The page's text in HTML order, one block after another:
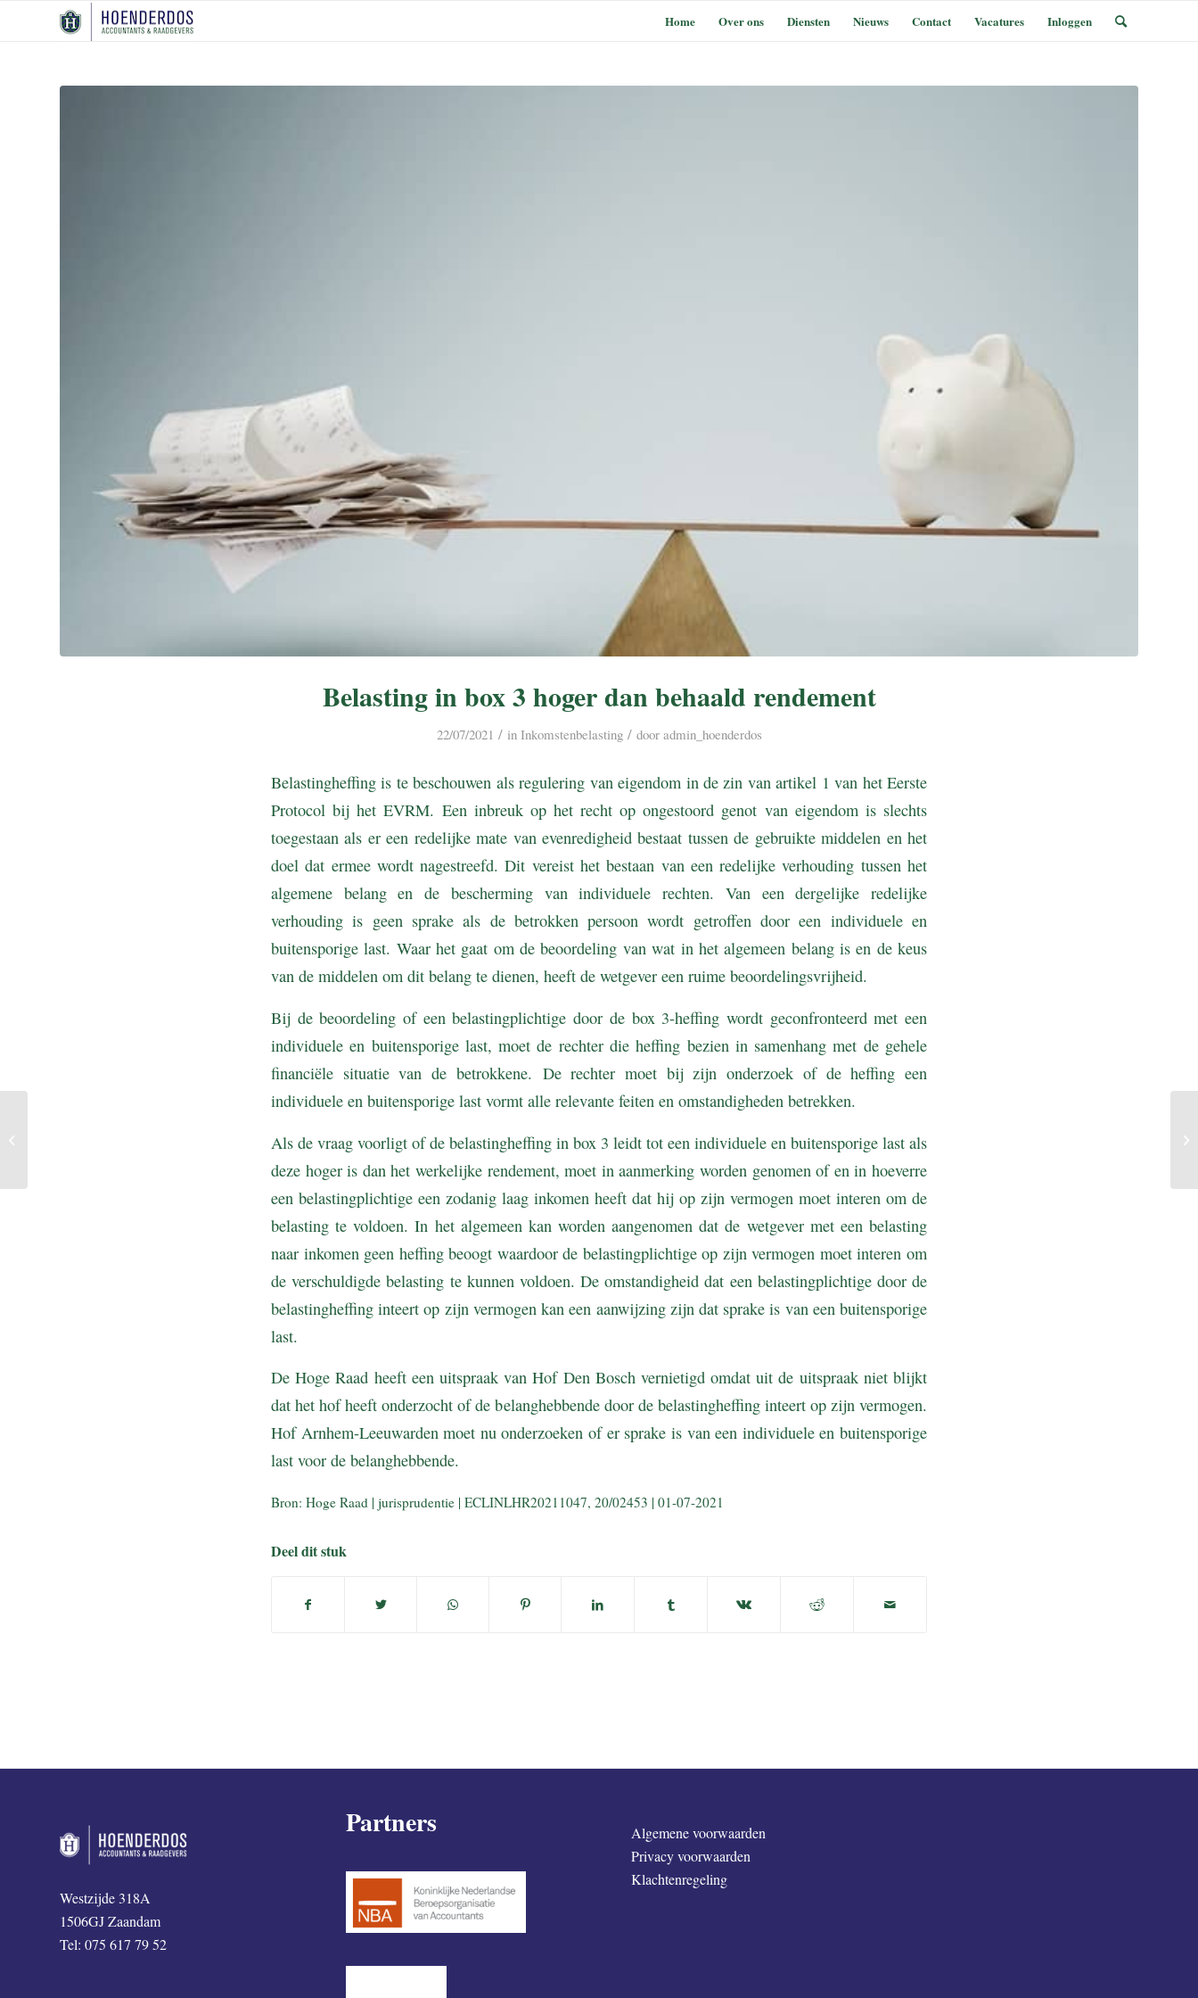
Home Over ons Diensten Nieuws Contact Vacatures Inloggen
Belasting in box 3 hoger dan behaald rendement
22/07/2021 / in Inkomstenbelasting / door admin_hoenderdos
Belastingheffing is te beschouwen als regulering van eigendom in de zin van artikel 1 van het Eerste
Protocol bij het EVRM. Een inbreuk op het recht op ongestoord genot van eigendom is slechts
toegestaan als er een redelijke mate van evenredigheid bestaat tussen de gebruikte middelen en het
doel dat ermee wordt nagestreefd. Dit vereist het bestaan van een redelijke verhouding tussen het
algemene belang en de bescherming van individuele rechten. Van een dergelijke redelijke
verhouding is geen sprake als de betrokken persoon wordt getroffen door een individuele en
buitensporige last. Waar het gaat om de beoordeling van wat in het algemeen belang is en de keus
van de middelen om dit belang te dienen, heeft de wetgever een ruime beoordelingsvrijheid.
Bij de beoordeling of een belastingplichtige door de box 3-heffing wordt geconfronteerd met een
individuele en buitensporige last, moet de rechter die heffing bezien in samenhang met de gehele
financiële situatie van de betrokkene. De rechter moet bij zijn onderzoek of de heffing een
individuele en buitensporige last vormt alle relevante feiten en omstandigheden betrekken.
Als de vraag voorligt of de belastingheffing in box 3 leidt tot een individuele en buitensporige last als
deze hoger is dan het werkelijke rendement, moet in aanmerking worden genomen of en in hoeverre
een belastingplichtige een zodanig laag inkomen heeft dat hij op zijn vermogen moet interen om de
belasting te voldoen. In het algemeen kan worden aangenomen dat de wetgever met een belasting
naar inkomen geen heffing beoogt waardoor de belastingplichtige op zijn vermogen moet interen om
de verschuldigde belasting te kunnen voldoen. De omstandigheid dat een belastingplichtige door de
belastingheffing inteert op zijn vermogen kan een aanwijzing zijn dat sprake is van een buitensporige
last.
De Hoge Raad heeft een uitspraak van Hof Den Bosch vernietigd omdat uit de uitspraak niet blijkt
dat het hof heeft onderzocht of de belanghebbende door de belastingheffing inteert op zijn vermogen.
Hof Arnhem-Leeuwarden moet nu onderzoeken of er sprake is van een individuele en buitensporige
last voor de belanghebbende.
Bron: Hoge Raad | jurisprudentie | ECLINLHR20211047, 20/02453 | 01-07-2021
Deel dit stuk
Westzijde 318A
1506GJ Zaandam
Tel: 075 617 79 52
Partners
Algemene voorwaarden
Privacy voorwaarden
Klachtenregeling